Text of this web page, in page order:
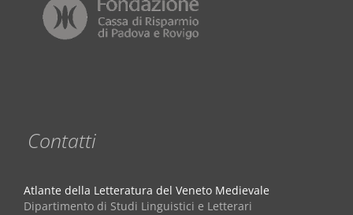
Contatti
Atlante della Letteratura del Veneto Medievale
Dipartimento di Studi Linguistici e Letterari